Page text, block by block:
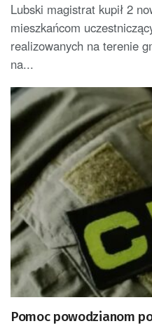
Lubski magistrat kupił 2
mieszkańcom
realizowanych na terenie
na...
Pomoc powodzianom